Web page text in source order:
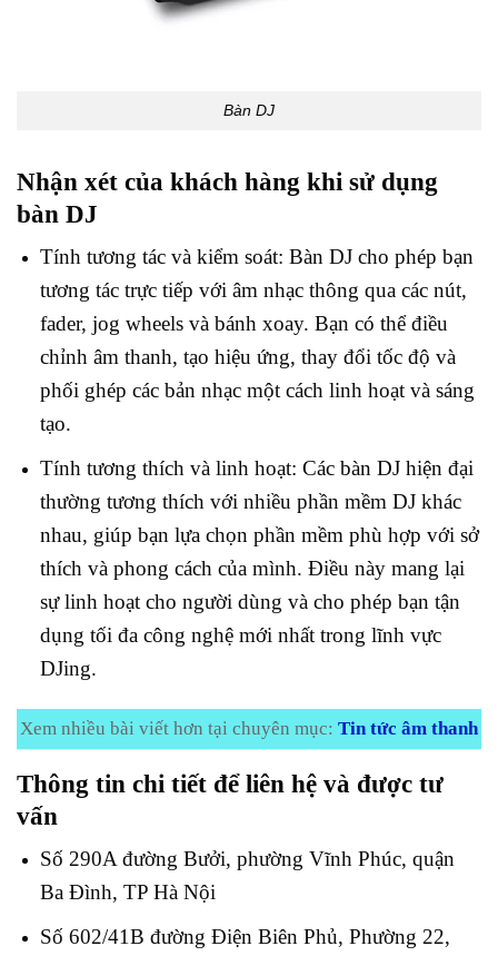
Bàn DJ
Nhận xét của khách hàng khi sử dụng
bàn DJ
Tính tương tác và kiểm soát: Bàn DJ cho phép bạn
tương tác trực tiếp với âm nhạc thông qua các nút,
fader, jog wheels và bánh xoay. Bạn có thể điều
chỉnh âm thanh, tạo hiệu ứng, thay đổi tốc độ và
phối ghép các bản nhạc một cách linh hoạt và sáng
tạo.
Tính tương thích và linh hoạt: Các bàn DJ hiện đại
thường tương thích với nhiều phần mềm DJ khác
nhau, giúp bạn lựa chọn phần mềm phù hợp với sở
thích và phong cách của mình. Điều này mang lại
sự linh hoạt cho người dùng và cho phép bạn tận
dụng tối đa công nghệ mới nhất trong lĩnh vực
DJing.
Xem nhiều bài viết hơn tại chuyên mục: Tin tức âm thanh
Thông tin chi tiết để liên hệ và được tư
vấn
Số 290A đường Bưởi, phường Vĩnh Phúc, quận
Ba Đình, TP Hà Nội
Số 602/41B đường Điện Biên Phủ, Phường 22,